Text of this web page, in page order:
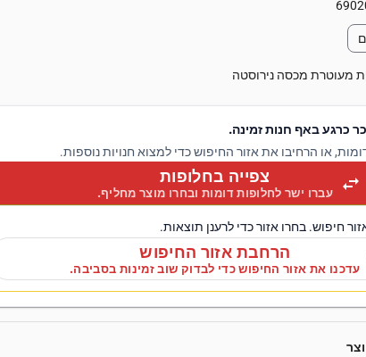
כרגע באף חנות זמינה.
או הרחיבו את אזור החיפוש כדי למצוא חנויות נוספות.
swap_horiz צפייה בחלופות
עברו ישר לחלופות דומות ובחרו מוצר מחליף.
חיפוש. בחרו אזור כדי לרענן תוצאות.
הרחבת אזור החיפוש
עדכנו את אזור החיפוש כדי לבדוק שוב זמינות בסביבה.